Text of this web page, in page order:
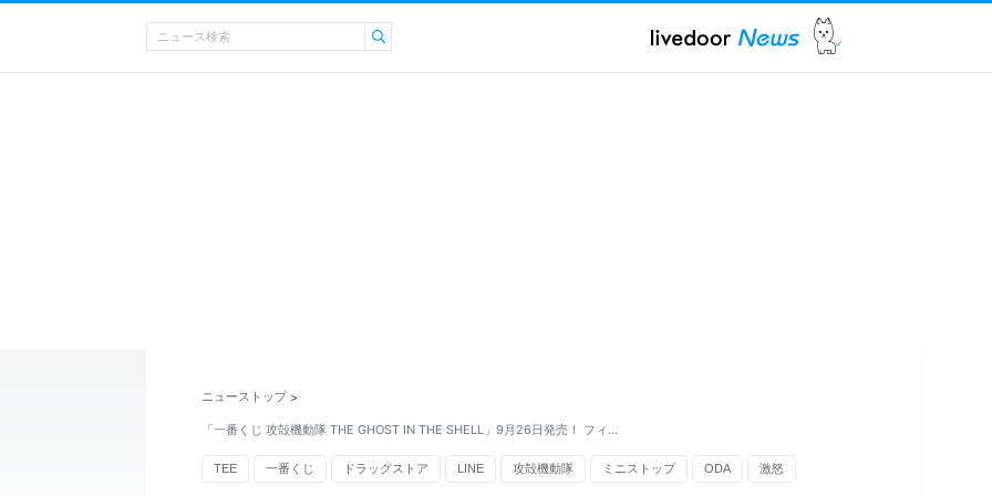
ニューストップ >
「一番くじ 攻殻機動隊 THE GHOST IN THE SHELL」9月26日発売！ フィ…
TEE 一番くじ ドラッグストア LINE 攻殻機動隊 ミニストップ ODA 激怒